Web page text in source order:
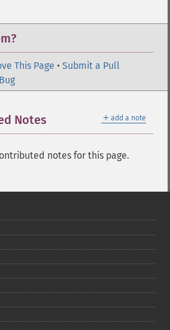
This Page • Submit a Pull
＋ add a note
Notes
notes for this page.